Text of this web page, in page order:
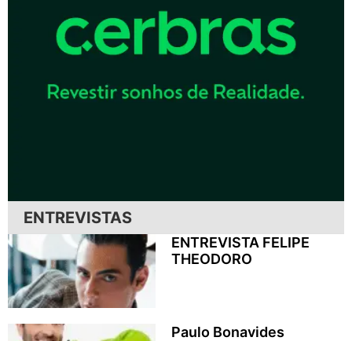
ENTREVISTAS
ENTREVISTA FELIPE
THEODORO
Paulo Bonavides